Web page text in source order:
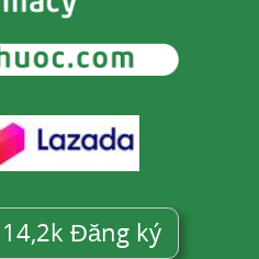
14,2k Đăng ký